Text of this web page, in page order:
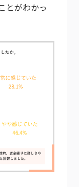
ことがわかっ